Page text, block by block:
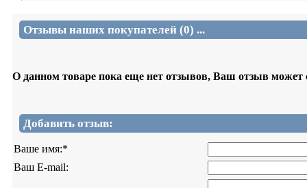
Отзывы наших покупателей (0) ...
О данном товаре пока еще нет отзывов, Ваш отзыв может
Добавить отзыв:
Ваше имя:*
Ваш E-mail: